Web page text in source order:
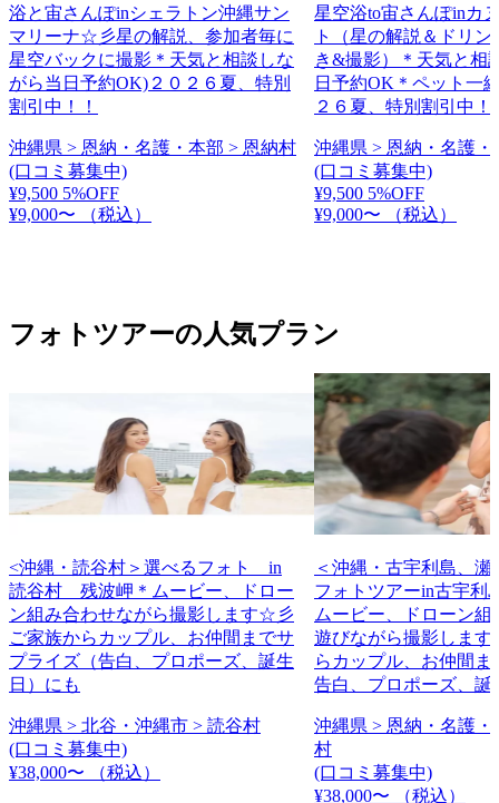
浴と宙さんぽinシェラトン沖縄サン
マリーナ☆彡星の解説、参加者毎に
星空バックに撮影＊天気と相談しな
がら当日予約OK)２０２６夏、特別
割引中！！
沖縄県 > 恩納・名護・本部 > 恩納村
(口コミ募集中)
¥9,500 5%OFF
¥9,000〜
（税込）
星空浴to宙さんぽinカ
ト（星の解説＆ドリ
き&撮影）＊天気と相
日予約OK＊ペット一
２６夏、特別割引中！
沖縄県 > 恩納・名護・
(口コミ募集中)
¥9,500 5%OFF
¥9,000〜
（税込）
フォトツアーの人気プラン
<沖縄・読谷村＞選べるフォト in
読谷村 残波岬＊ムービー、ドロー
ン組み合わせながら撮影します☆彡
ご家族からカップル、お仲間までサ
プライズ（告白、プロポーズ、誕生
日）にも
沖縄県 > 北谷・沖縄市 > 読谷村
(口コミ募集中)
¥38,000〜
（税込）
＜沖縄・古宇利島、
フォトツアーin古宇
ムービー、ドローン組
遊びながら撮影しま
らカップル、お仲間ま
告白、プロポーズ、誕
沖縄県 > 恩納・名護・
村
(口コミ募集中)
¥38,000〜
（税込）